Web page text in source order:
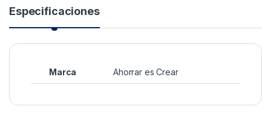
Especificaciones
Marca Ahorrar es Crear